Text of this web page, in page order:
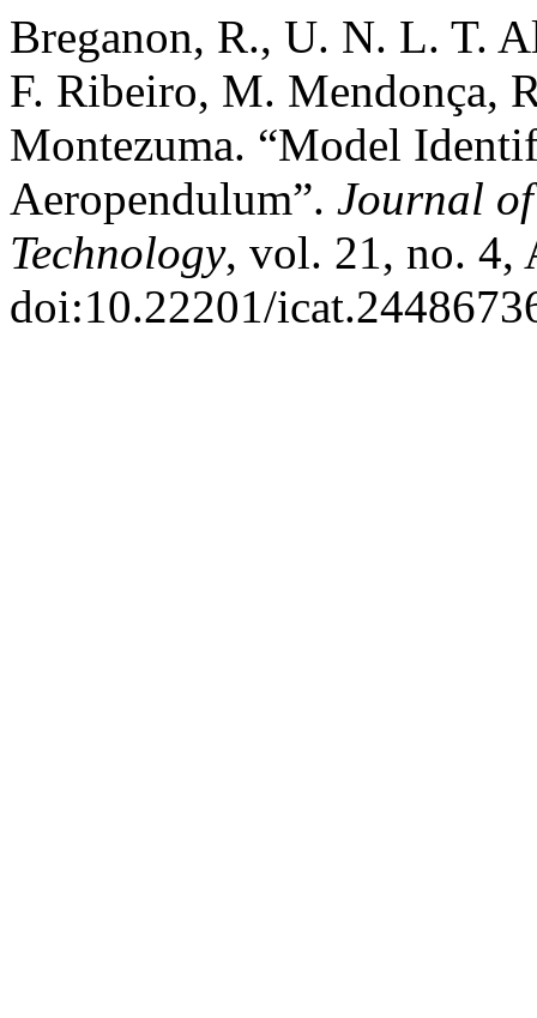
Breganon, R., U. N. L. T.
F. Ribeiro, M. Mendonça,
Montezuma. “Model
Aeropendulum”. Journal
Technology, vol. 21, no. 4,
doi:10.22201/